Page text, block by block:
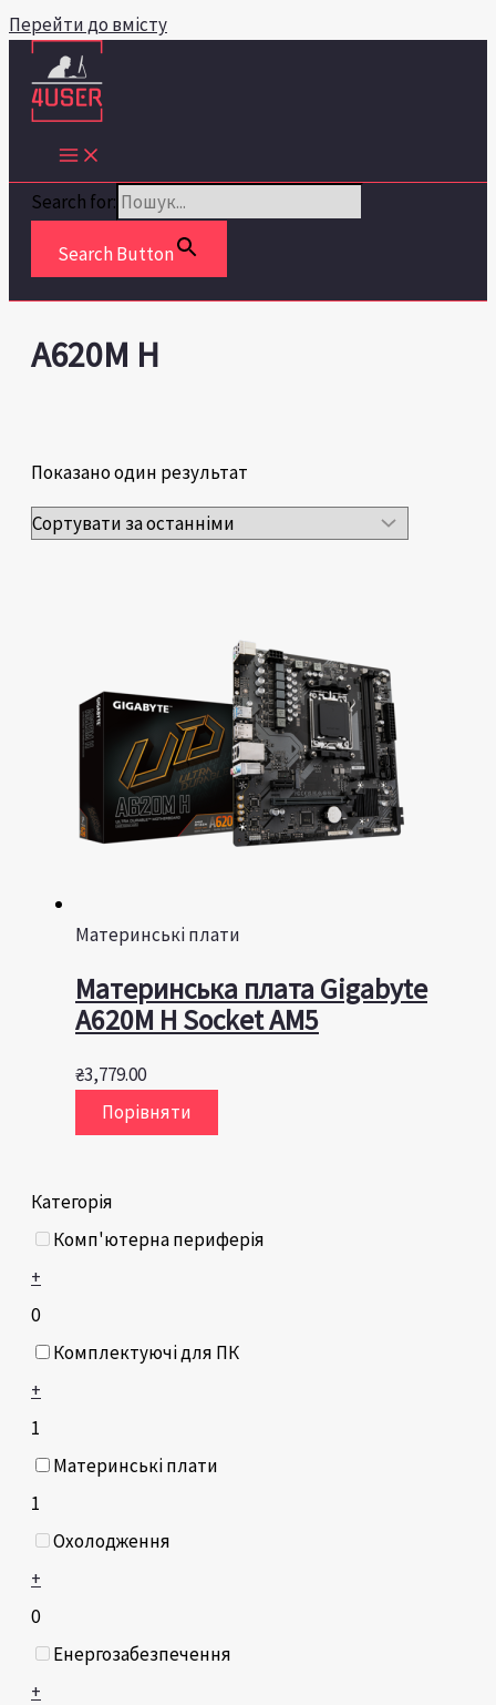
Перейти до вмісту
Search for:
Search Button
Категорія
Комп'ютерна периферія
+
0
Комплектуючі для ПК
+
1
Материнські плати
1
Охолодження
+
0
Енергозабезпечення
+
A620M H
Показано один результат
Материнські плати
Материнська плата Gigabyte
A620M H Socket AM5
₴3,779.00
Порівняти